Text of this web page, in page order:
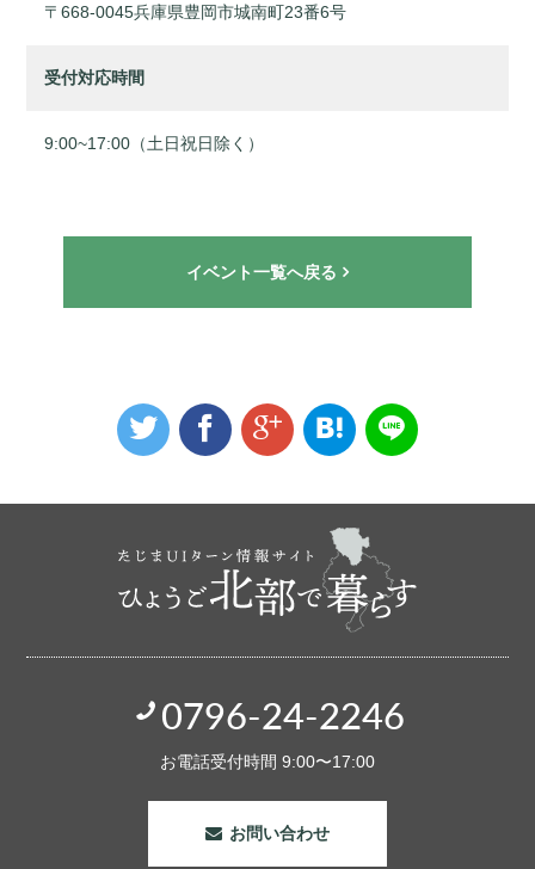
〒668-0045兵庫県豊岡市城南町23番6号
受付対応時間
9:00~17:00（土日祝日除く）
イベント一覧へ戻る
0796-24-2246
お電話受付時間 9:00〜17:00
お問い合わせ